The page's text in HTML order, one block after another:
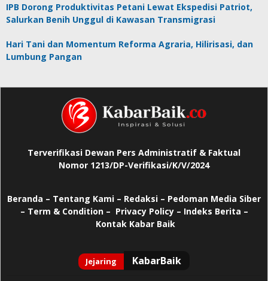
IPB Dorong Produktivitas Petani Lewat Ekspedisi Patriot,
Salurkan Benih Unggul di Kawasan Transmigrasi
Hari Tani dan Momentum Reforma Agraria, Hilirisasi, dan
Lumbung Pangan
Terverifikasi Dewan Pers Administratif & Faktual
Nomor 1213/DP-Verifikasi/K/V/2024
Beranda – Tentang Kami – Redaksi – Pedoman Media Siber
– Term & Condition – Privacy Policy– Indeks Berita –
Kontak Kabar Baik